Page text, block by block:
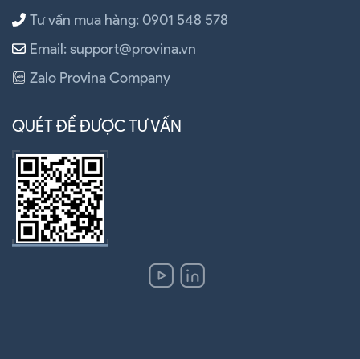
Tư vấn mua hàng: 0901 548 578
Email: support@provina.vn
Zalo Provina Company
QUÉT ĐỂ ĐƯỢC TƯ VẤN